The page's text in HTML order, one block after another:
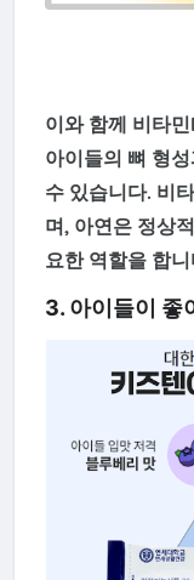
이와 함께 비타민
아이들의 뼈 형
수 있습니다. 비
며, 아연은 정상
요한 역할을 합니
3. 아이들이 좋